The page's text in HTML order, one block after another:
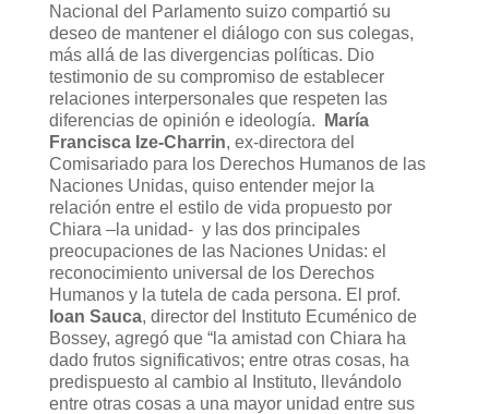
Nacional del Parlamento suizo compartió su
deseo de mantener el diálogo con sus colegas,
más allá de las divergencias políticas. Dio
testimonio de su compromiso de establecer
relaciones interpersonales que respeten las
diferencias de opinión e ideología.
María
Francisca Ize-Charrin, ex-directora del
Comisariado para los Derechos Humanos de las
Naciones Unidas, quiso entender mejor la
relación entre el estilo de vida propuesto por
Chiara –la unidad- y las dos principales
preocupaciones de las Naciones Unidas: el
reconocimiento universal de los Derechos
Humanos y la tutela de cada persona. El prof.
Ioan Sauca, director del Instituto Ecuménico de
Bossey, agregó que “la amistad con Chiara ha
dado frutos significativos; entre otras cosas, ha
predispuesto al cambio al Instituto, llevándolo
entre otras cosas a una mayor unidad entre sus